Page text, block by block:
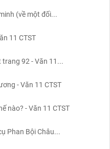
(về một đối...
11 CTST
trang 92 - Văn 11...
- Văn 11 CTST
nào? - Văn 11 CTST
Phan Bội Châu...